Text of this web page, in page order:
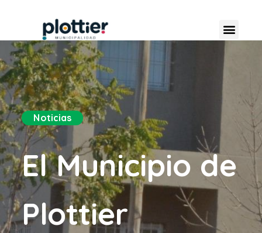
Noticias
El Municipio de
Plottier